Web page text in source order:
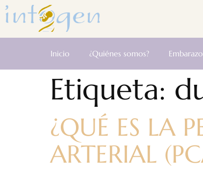
Inicio ¿Quiénes somos? Embarazo
Etiqueta:
¿QUÉ ES LA
ARTERIAL